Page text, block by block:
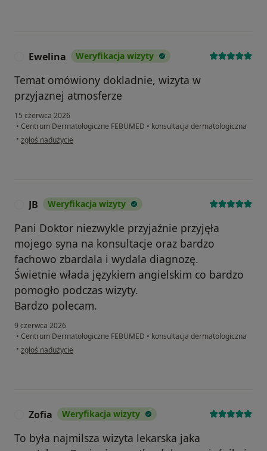
Ewelina Weryfikacja wizyty
Temat omówiony dokladnie, wizyta w
przyjaznej atmosferze
15 czerwca 2026
• Centrum Dermatologiczne FEBUMED • konsultacja dermatologiczna
• w opinii użytkownika Ewelina
zgłoś nadużycie
JB Weryfikacja wizyty
Pani Doktor niezwykle przyjaźnie przyjęła
mojego syna na konsultacje oraz bardzo
fachowo zbardala i wydala diagnozę.
Świetnie włada językiem angielskim co bardzo
pomogło podczas wizyty.
Bardzo polecam.
9 czerwca 2026
• Centrum Dermatologiczne FEBUMED • konsultacja dermatologiczna
• w opinii użytkownika JB
zgłoś nadużycie
Zofia Weryfikacja wizyty
To była najmilsza wizyta lekarska jaka